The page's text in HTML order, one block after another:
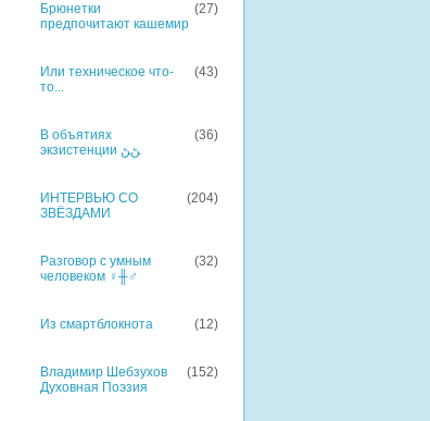
Брюнетки
предпочитают кашемир
(27)
Или техническое что-
то...
(43)
В объятиях
экзистенции ﮡﮡ
(36)
ИНТЕРВЬЮ СО
ЗВЁЗДАМИ
(204)
Разговор с умным
человеком ♀╫♂
(32)
Из смартблокнота (12)
Владимир Шебзухов
Духовная Поэзия
(152)